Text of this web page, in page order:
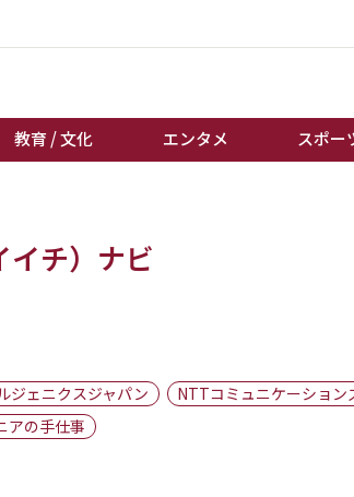
教育 / 文化 エンタメ スポー
くらし
地域
キーパーソン
棋王戦
イチ）ナビ
ジェニクスジャパン
NTTコミュニケーション
アの手仕事